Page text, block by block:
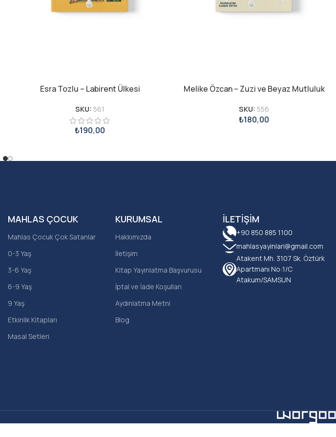
Esra Tozlu – Labirent Ülkesi
SKU: 561
₺190,00
Melike Özcan – Zuzi ve Beyaz Mutluluk
SKU: 556
₺180,00
İLETIŞIM
+90 850 885 1100
mahlasyayinlari@gmail.com
Atakent Mh. 3107 Sk. Öztürk
Apartmanı No:1/C
Atakum/SAMSUN
KURUMSAL
Hakkımızda
İletişim
Kitap Yayınlatma Başvurusu
İptal ve İade Koşulları
Aydınlatma Metni
Blog
MAHLAS ÇOCUK
Mahlas Çocuk Çok Satanlar
0-3 Yaş
3-6 Yaş
6-9 Yaş
9 Yaş
Etkinlik Kitapları
Masal Setleri